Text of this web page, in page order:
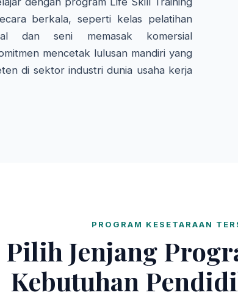
berkala, seperti kelas pelatihan
dan seni memasak komersial
mencetak lulusan mandiri yang
di sektor industri dunia usaha kerja
PROGRAM KESETARAAN
Pilih Jenjang
Kebutuhan